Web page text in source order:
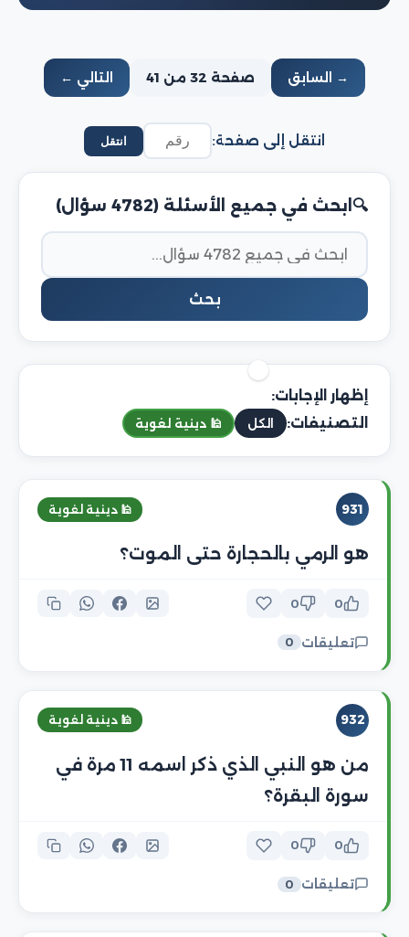
→ السابق صفحة 32 من 41 التالي ←
انتقل إلى صفحة: انتقل
ابحث في جميع الأسئلة (4782 سؤال)
بحث
إظهار الإجابات:
التصنيفات:
الكل 🕌 دينية لغوية
931 🕌 دينية لغوية
هو الرمي بالحجارة حتى الموت؟
0
0
تعليقات 0
932 🕌 دينية لغوية
من هو النبي الذي ذكر اسمه 11 مرة في
سورة البقرة؟
0
0
تعليقات 0